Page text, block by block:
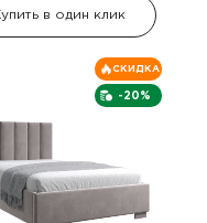
в один клик
-20%
СКИДКА